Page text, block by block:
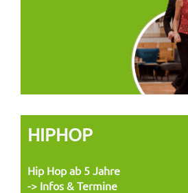
HIPHOP
Hip Hop ab 5 Jahre
-> Infos & Termine